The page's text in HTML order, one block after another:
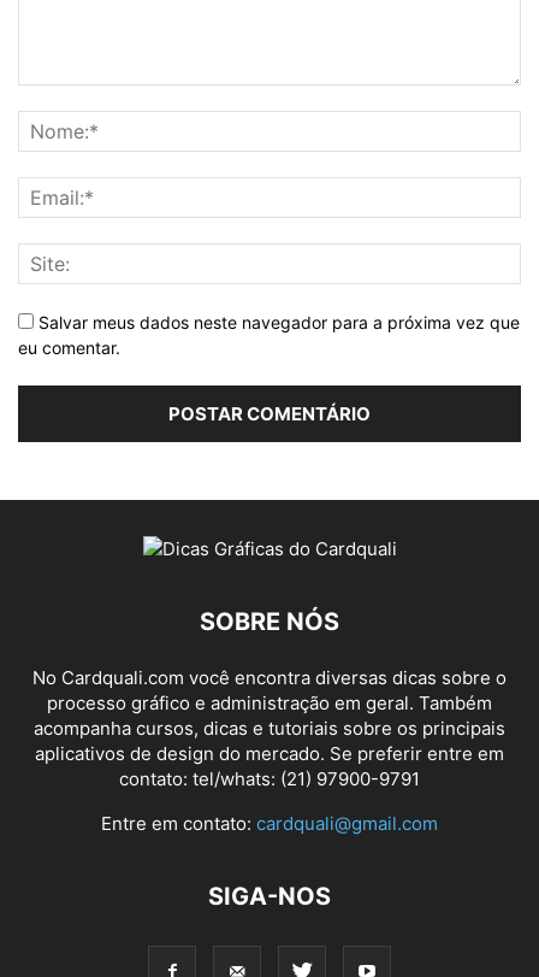
Salvar meus dados neste navegador para a próxima vez que
eu comentar.
SOBRE NÓS
No Cardquali.com você encontra diversas dicas sobre o
processo gráfico e administração em geral. Também
acompanha cursos, dicas e tutoriais sobre os principais
aplicativos de design do mercado. Se preferir entre em
contato: tel/whats: (21) 97900-9791
Entre em contato: cardquali@gmail.com
SIGA-NOS